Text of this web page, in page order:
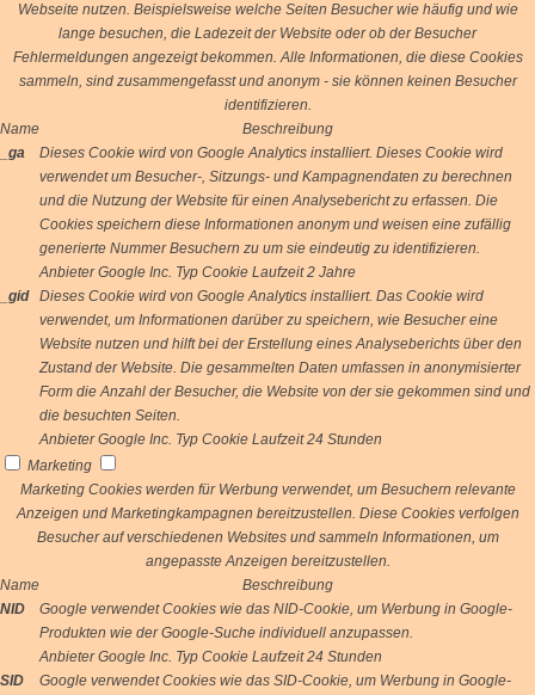
Webseite nutzen. Beispielsweise welche Seiten Besucher wie häufig und wie
lange besuchen, die Ladezeit der Website oder ob der Besucher
Fehlermeldungen angezeigt bekommen. Alle Informationen, die diese Cookies
sammeln, sind zusammengefasst und anonym - sie können keinen Besucher
identifizieren.
Name
Beschreibung
_ga
Dieses Cookie wird von Google Analytics installiert. Dieses Cookie wird
verwendet um Besucher-, Sitzungs- und Kampagnendaten zu berechnen
und die Nutzung der Website für einen Analysebericht zu erfassen. Die
Cookies speichern diese Informationen anonym und weisen eine zufällig
generierte Nummer Besuchern zu um sie eindeutig zu identifizieren.
Anbieter Google Inc. Typ Cookie Laufzeit 2 Jahre
_gid
Dieses Cookie wird von Google Analytics installiert. Das Cookie wird
verwendet, um Informationen darüber zu speichern, wie Besucher eine
Website nutzen und hilft bei der Erstellung eines Analyseberichts über den
Zustand der Website. Die gesammelten Daten umfassen in anonymisierter
Form die Anzahl der Besucher, die Website von der sie gekommen sind und
die besuchten Seiten.
Anbieter Google Inc. Typ Cookie Laufzeit 24 Stunden
Marketing
Marketing Cookies werden für Werbung verwendet, um Besuchern relevante
Anzeigen und Marketingkampagnen bereitzustellen. Diese Cookies verfolgen
Besucher auf verschiedenen Websites und sammeln Informationen, um
angepasste Anzeigen bereitzustellen.
Name
Beschreibung
NID
Google verwendet Cookies wie das NID-Cookie, um Werbung in Google-
Produkten wie der Google-Suche individuell anzupassen.
Anbieter Google Inc. Typ Cookie Laufzeit 24 Stunden
SID
Google verwendet Cookies wie das SID-Cookie, um Werbung in Google-